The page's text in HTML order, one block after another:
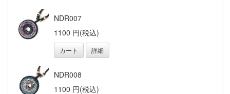
NDR007
1100 円(税込)
カート 詳細
NDR008
1100 円(税込)